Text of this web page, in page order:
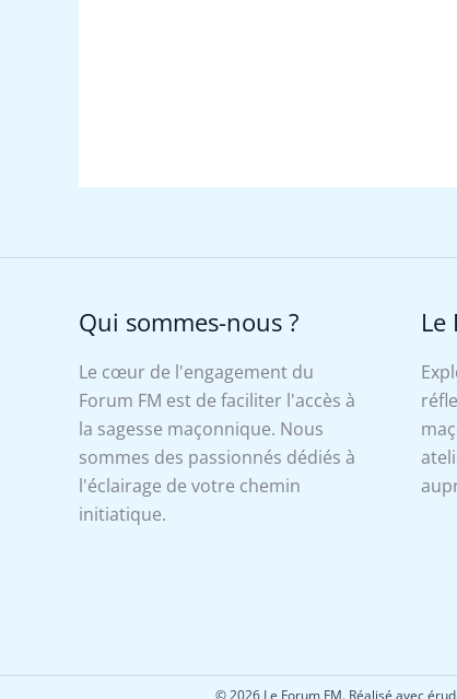
Qui sommes-nous ?
Le cœur de l'engagement du
Forum FM est de faciliter l'accès à
la sagesse maçonnique. Nous
sommes des passionnés dédiés à
l'éclairage de votre chemin
initiatique.
Le
© 2026 Le Forum FM. Réalisé avec